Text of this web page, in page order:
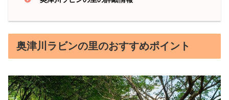
奥津川ラビンの里のおすすめポイント